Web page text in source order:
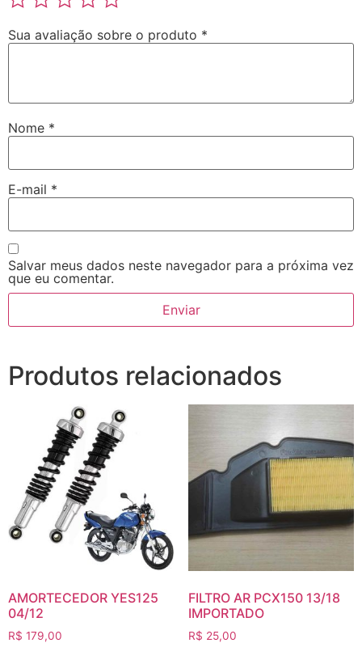
Sua avaliação sobre o produto *
Nome *
E-mail *
Salvar meus dados neste navegador para a próxima vez
que eu comentar.
Produtos relacionados
AMORTECEDOR YES125
04/12
R$ 179,00
FILTRO AR PCX150 13/18
IMPORTADO
R$ 25,00